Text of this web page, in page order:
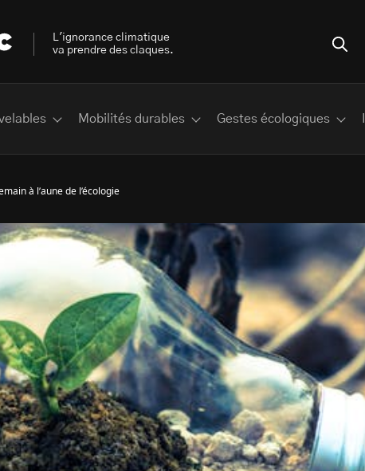
à l’aune de l’écologie
L'ignorance climatique
va prendre des claques.
Mobilités durables Gestes écologiques
sur Deklic
Volte-face influenceur.se